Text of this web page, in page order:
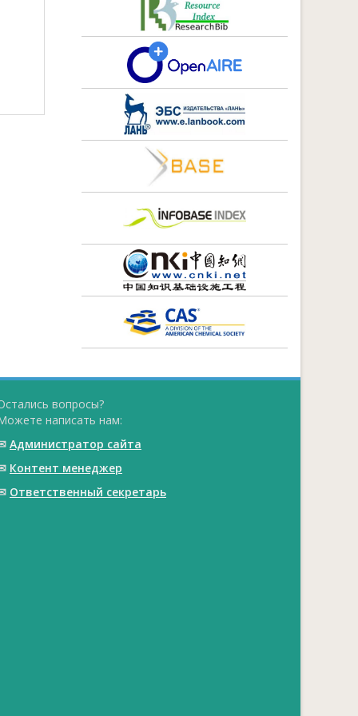
вопросы?
написать нам:
Администратор сайта
Контент менеджер
Ответственный cекретарь